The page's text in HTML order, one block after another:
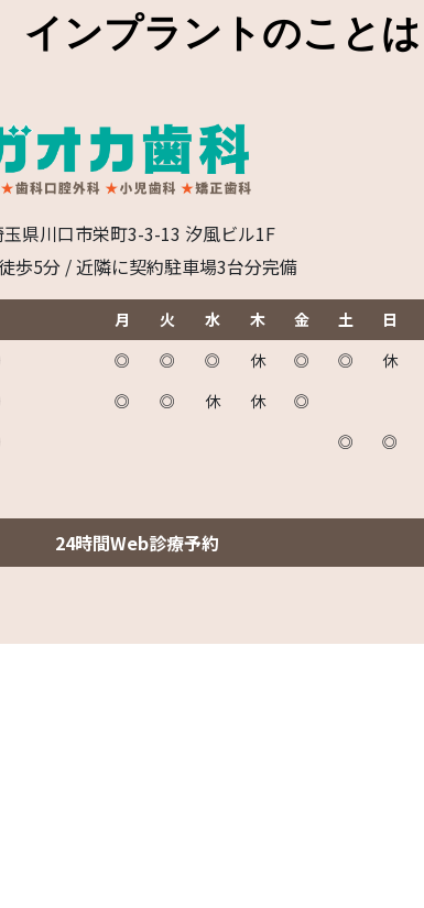
インプラントのことは
県川口市栄町3-3-13 汐風ビル1F
歩5分 / 近隣に契約駐車場3台分完備
月 火 水 木 金 土 日
◎ ◎ ◎ 休 ◎ ◎ 休
◎ ◎ 休 休
◎
◎ ◎
24時間Web診療予約